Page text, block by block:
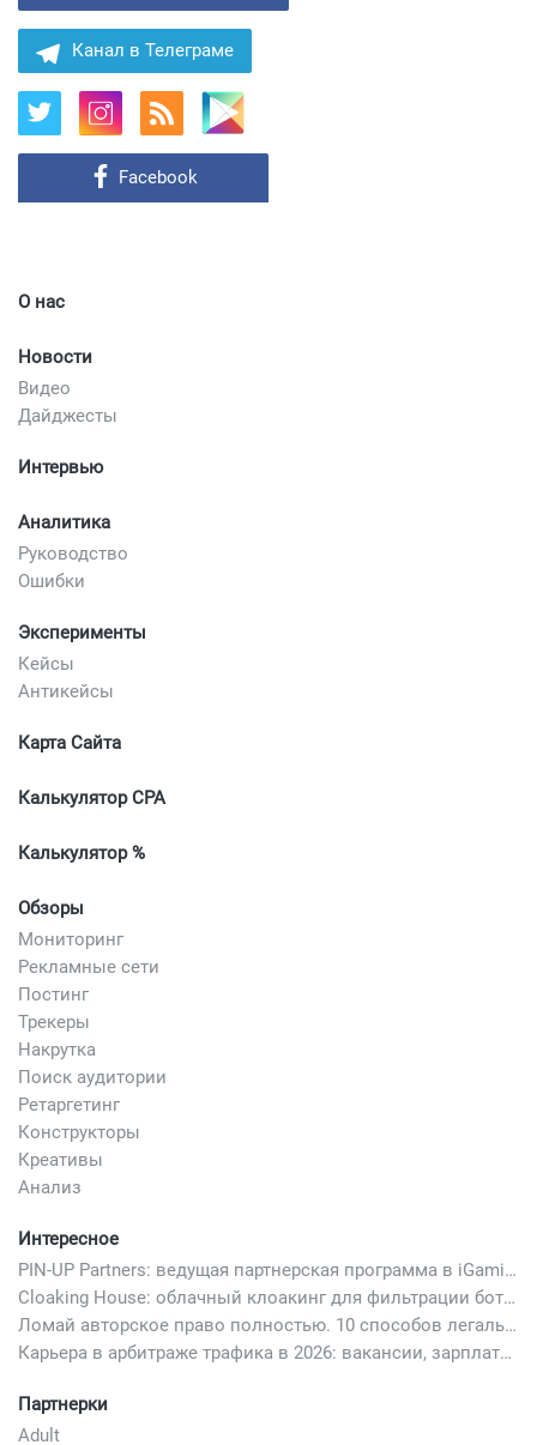
Канал в Телеграме
О нас
Новости
Видео
Дайджесты
Интервью
Аналитика
Руководство
Ошибки
Эксперименты
Кейсы
Антикейсы
Карта Сайта
Калькулятор CPA
Калькулятор %
Обзоры
Мониторинг
Рекламные сети
Постинг
Трекеры
Накрутка
Поиск аудитории
Ретаргетинг
Конструкторы
Креативы
Анализ
Интересное
PIN-UP Partners: ведущая партнерская программа в iGaming
Cloaking House: облачный клоакинг для фильтрации ботов FB и Google Ads — гайд PHP-интеграции 2026
Ломай авторское право полностью. 10 способов легально добавить любимый трек в свой креатив
Карьера в арбитраже трафика в 2026: вакансии, зарплаты и как начать
Партнерки
Adult
Facebook